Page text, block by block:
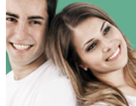
Biblioteca
Editora